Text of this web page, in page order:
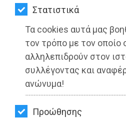
Στατιστικά
Τα cookies αυτά μας
τον τρόπο με τον οποίο
αλληλεπιδρούν στον
συλλέγοντας και
ανώνυμα!
Προώθησης
ΥΓΕΙΑ
LIFESTYLE
ΤΑΞΙΔΙΑ
ΕΞΟΔΟΣ
ΠΕΡΙΒΑΛΛΟΝ